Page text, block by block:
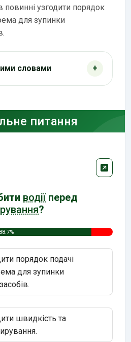
повинні узгодити порядок
для зупинки
словами
питання
водіїперед
?
88.7%
порядок подачі
для зупинки
швидкість та